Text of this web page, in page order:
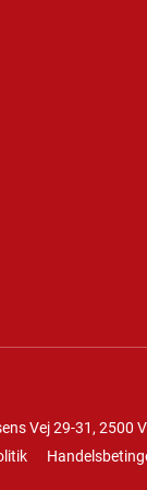
Vej 29-31, 2500